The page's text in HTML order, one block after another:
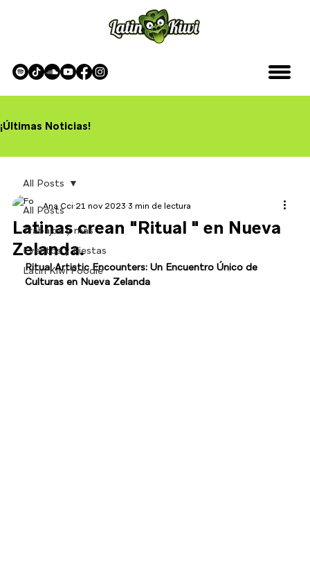
¡Últimas Noticias!
All Posts
Trabajos y más
Eventos y Fiestas
Latin Kiwi Foodie
All Posts
Latinas crean "Ritual " en Nueva
Zelanda.
Ana Cci 21 nov 2023 3 min de lectura
Ritual Artistic Encounters: Un Encuentro Único de
Culturas en Nueva Zelanda